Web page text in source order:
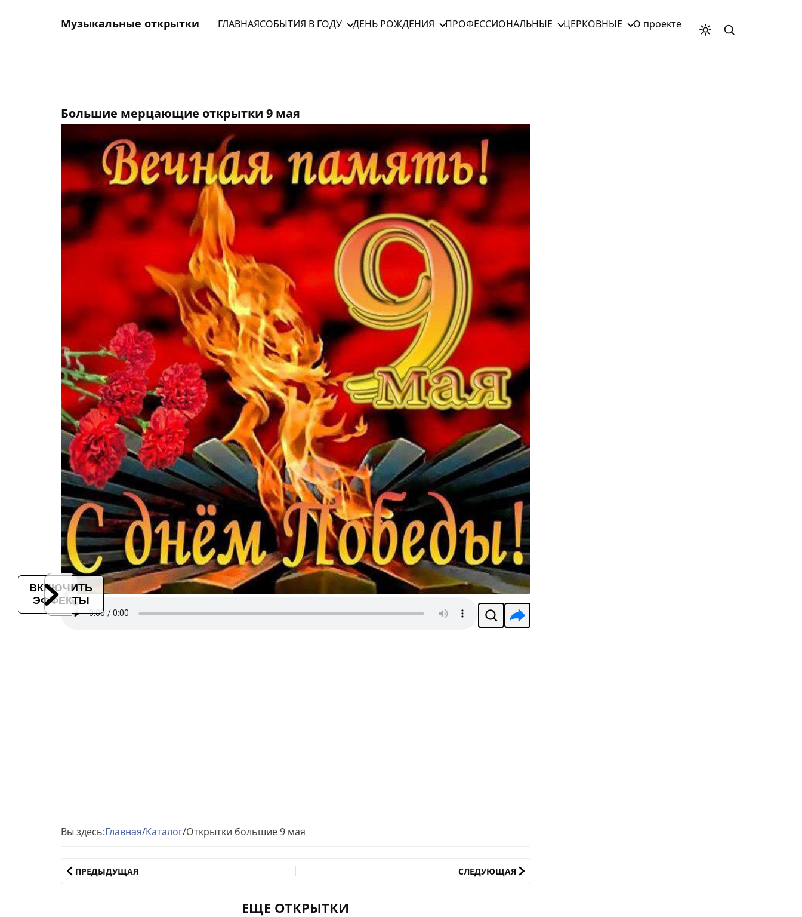
Музыкальные открытки ГЛАВНАЯСОБЫТИЯ В ГОДУ ДЕНЬ РОЖДЕНИЯ ПРОФЕССИОНАЛЬНЫЕ ЦЕРКОВНЫЕ О проекте
Большие мерцающие открытки 9 мая
ВКЛЮЧИТЬ
ЭФФЕКТЫ
Вы здесь:Главная/Каталог/Открытки большие 9 мая
ПРЕДЫДУЩАЯ СЛЕДУЮЩАЯ
ЕЩЕ ОТКРЫТКИ